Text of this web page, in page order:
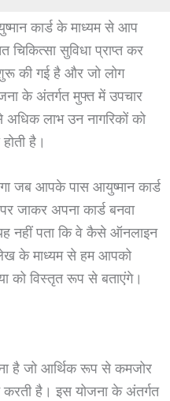
कार्ड के माध्यम से आप
चिकित्सा सुविधा प्राप्त कर
की गई है और जो लोग
के अंतर्गत मुफ्त में उपचार
लाभ उन नागरिकों को
है।
जब आपके पास आयुष्मान कार्ड
जाकर अपना कार्ड बनवा
नहीं पता कि वे कैसे ऑनलाइन
के माध्यम से हम आपको
को विस्तृत रूप से बताएंगे।
है जो आर्थिक रूप से कमजोर
करती है। इस योजना के अंतर्गत